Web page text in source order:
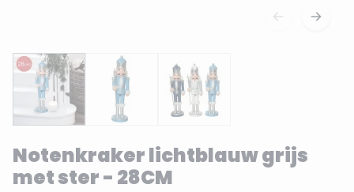
Notenkraker lichtblauw grijs
met ster - 28CM